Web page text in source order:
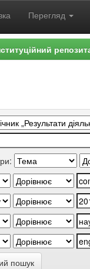
Перегляд
пошук